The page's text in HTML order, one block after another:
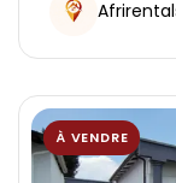
À VENDRE